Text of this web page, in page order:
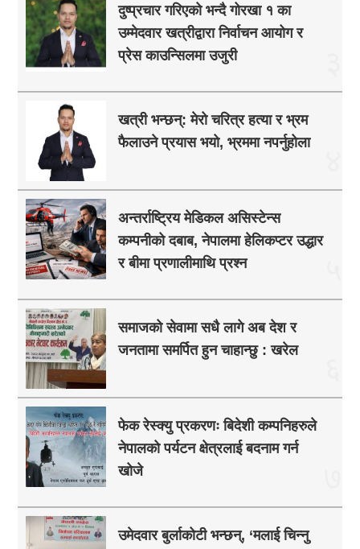
दुष्प्रचार गरिएको भन्दै गोरखा १ का
उम्मेदवार खत्रीद्वारा निर्वाचन आयोग र
प्रेस काउन्सिलमा उजुरी
खत्री भन्छन्: मेरो चरित्र हत्या र भ्रम
फैलाउने प्रयास भयो, भ्रममा नपर्नुहोला
अन्तर्राष्ट्रिय मेडिकल असिस्टेन्स
कम्पनीको दबाब, नेपालमा हेलिकप्टर उद्धार
र बीमा प्रणालीमाथि प्रश्न
समाजको सेवामा सधै लागे अब देश र
जनतामा समर्पित हुन चाहान्छु : खरेल
फेक रेस्क्यु प्रकरणः बिदेशी कम्पनिहरुले
नेपालको पर्यटन क्षेत्रलाई बदनाम गर्न
खोजे
उमेदवार बुर्लाकोटी भन्छन्, ‘मलाई चिन्नु